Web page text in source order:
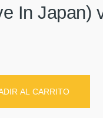
In Japan)
AL CARRITO